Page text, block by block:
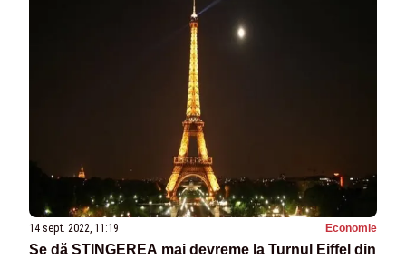
14 sept. 2022, 11:19 Economie
Se dă STINGEREA mai devreme la Turnul Eiffel din